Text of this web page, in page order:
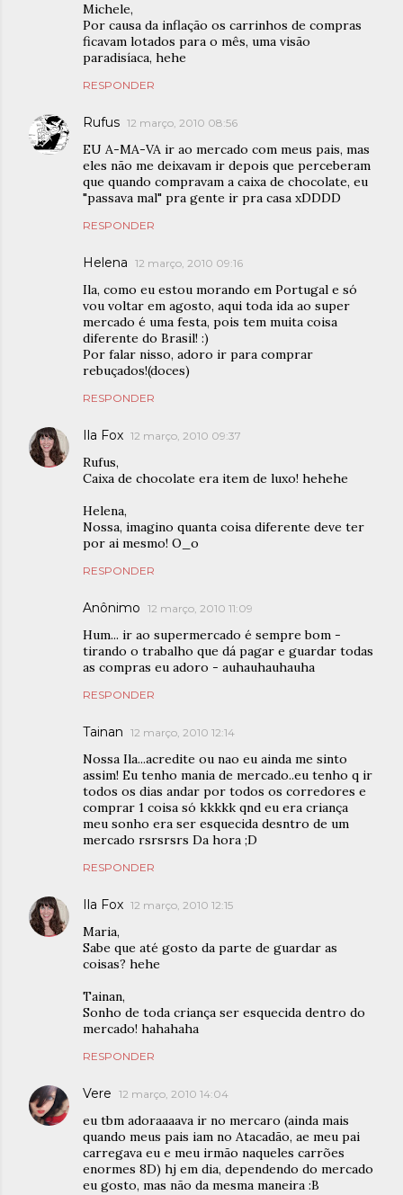
Michele,
Por causa da inflação os carrinhos de compras
ficavam lotados para o mês, uma visão
paradisíaca, hehe
RESPONDER
Rufus 12 março, 2010 08:56
EU A-MA-VA ir ao mercado com meus pais, mas
eles não me deixavam ir depois que perceberam
que quando compravam a caixa de chocolate, eu
"passava mal" pra gente ir pra casa xDDDD
RESPONDER
Helena 12 março, 2010 09:16
Ila, como eu estou morando em Portugal e só
vou voltar em agosto, aqui toda ida ao super
mercado é uma festa, pois tem muita coisa
diferente do Brasil! :)
Por falar nisso, adoro ir para comprar
rebuçados!(doces)
RESPONDER
Ila Fox 12 março, 2010 09:37
Rufus,
Caixa de chocolate era item de luxo! hehehe
Helena,
Nossa, imagino quanta coisa diferente deve ter
por ai mesmo! O_o
RESPONDER
Anônimo 12 março, 2010 11:09
Hum... ir ao supermercado é sempre bom -
tirando o trabalho que dá pagar e guardar todas
as compras eu adoro - auhauhauhauha
RESPONDER
Tainan 12 março, 2010 12:14
Nossa Ila...acredite ou nao eu ainda me sinto
assim! Eu tenho mania de mercado..eu tenho q ir
todos os dias andar por todos os corredores e
comprar 1 coisa só kkkkk qnd eu era criança
meu sonho era ser esquecida desntro de um
mercado rsrsrsrs Da hora ;D
RESPONDER
Ila Fox 12 março, 2010 12:15
Maria,
Sabe que até gosto da parte de guardar as
coisas? hehe
Tainan,
Sonho de toda criança ser esquecida dentro do
mercado! hahahaha
RESPONDER
Vere 12 março, 2010 14:04
eu tbm adoraaaava ir no mercaro (ainda mais
quando meus pais iam no Atacadão, ae meu pai
carregava eu e meu irmão naqueles carrões
enormes 8D) hj em dia, dependendo do mercado
eu gosto, mas não da mesma maneira :B